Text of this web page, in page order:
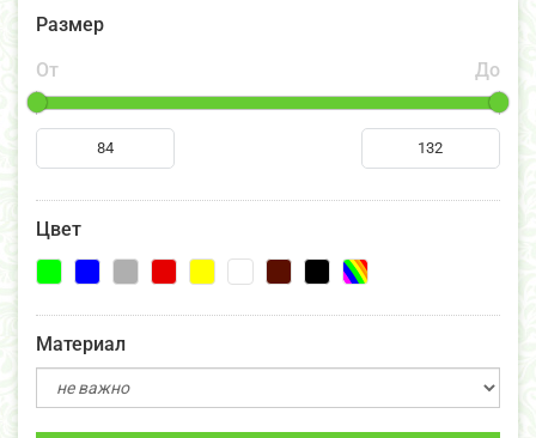
Размер
От
До
Цвет
Материал